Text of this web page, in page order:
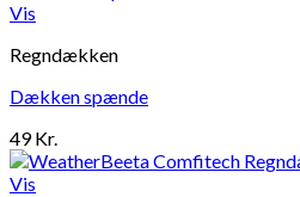
Vis
Regndækken
Dækken spænde
49Kr.
Vis